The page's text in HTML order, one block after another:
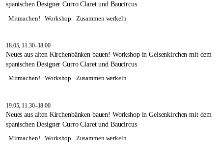
spanischen Designer Curro Claret und Baucircus
Mitmachen! Workshop Zusammen werkeln
18.05, 11.30–18.00
Neues aus alten Kirchenbänken bauen! Workshop in Gelsenkirchen mit dem
spanischen Designer Curro Claret und Baucircus
Mitmachen! Workshop Zusammen werkeln
19.05, 11.30–18.00
Neues aus alten Kirchenbänken bauen! Workshop in Gelsenkirchen mit dem
spanischen Designer Curro Claret und Baucircus
Mitmachen! Workshop Zusammen werkeln